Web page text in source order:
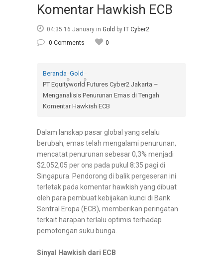
Komentar Hawkish ECB
04:35 16 January in Gold by IT Cyber2
0 Comments
0
Beranda
»
Gold
»
PT Equityworld Futures Cyber2 Jakarta –
Menganalisis Penurunan Emas di Tengah
Komentar Hawkish ECB
Dalam lanskap pasar global yang selalu
berubah, emas telah mengalami penurunan,
mencatat penurunan sebesar 0,3% menjadi
$2.052,05 per ons pada pukul 8:35 pagi di
Singapura. Pendorong di balik pergeseran ini
terletak pada komentar hawkish yang dibuat
oleh para pembuat kebijakan kunci di Bank
Sentral Eropa (ECB), memberikan peringatan
terkait harapan terlalu optimis terhadap
pemotongan suku bunga.
Sinyal Hawkish dari ECB